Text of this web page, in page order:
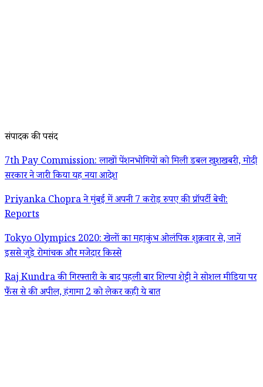
संपादक की पसंद
7th Pay Commission: लाखों पेंशनभोगियों को मिली डबल खुशखबरी, मोदी
सरकार ने जारी किया यह नया आदेश
Priyanka Chopra ने मुंबई में अपनी 7 करोड़ रुपए की प्रॉपर्टी बेची:
Reports
Tokyo Olympics 2020: खेलों का महाकुंभ ओलंपिक शुक्रवार से, जानें
इससे जुड़े रोमांचक और मजेदार किस्से
Raj Kundra की गिरफ्तारी के बाद पहली बार शिल्पा शेट्टी ने सोशल मीडिया पर
फैंस से की अपील, हंगामा 2 को लेकर कही ये बात